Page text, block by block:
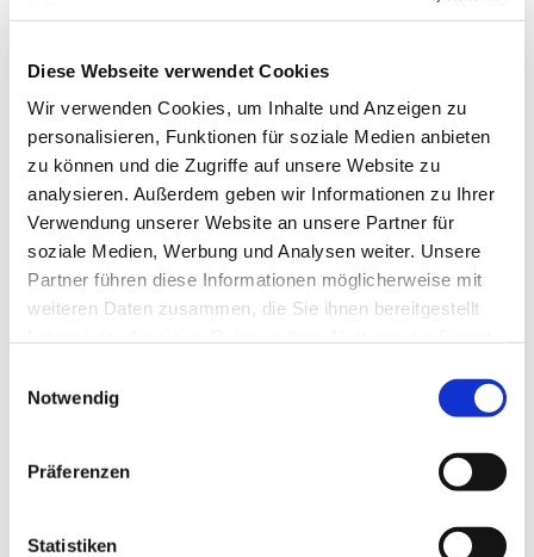
Diese Webseite verwendet Cookies
Wir verwenden Cookies, um Inhalte und Anzeigen zu
personalisieren, Funktionen für soziale Medien anbieten
zu können und die Zugriffe auf unsere Website zu
analysieren. Außerdem geben wir Informationen zu Ihrer
Verwendung unserer Website an unsere Partner für
soziale Medien, Werbung und Analysen weiter. Unsere
Partner führen diese Informationen möglicherweise mit
weiteren Daten zusammen, die Sie ihnen bereitgestellt
Notwendig
Präferenzen
Statistiken
Name*
E-Mail-Adresse*